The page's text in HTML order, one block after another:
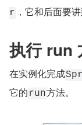
r ，它和后面要
执行 run
在实例化完成
它的 run方法。